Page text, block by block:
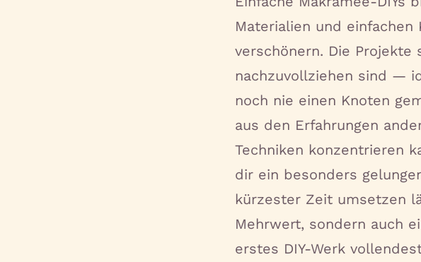
Materialien und
verschönern. Die
nachzuvollziehen sind —
noch nie einen Knoten
aus den Erfahrungen
Techniken konzentrieren
dir ein besonders
kürzester Zeit umsetzen
Mehrwert, sondern auch
erstes DIY-Werk